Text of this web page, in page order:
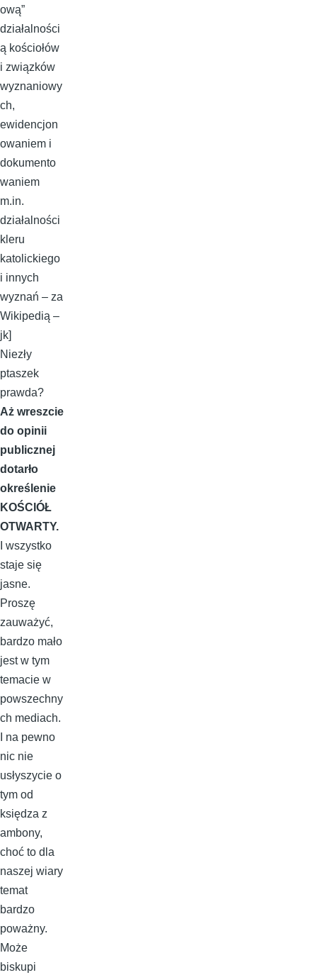
ową”
działalności
ą kościołów
i związków
wyznaniowy
ch,
ewidencjon
owaniem i
dokumento
waniem
m.in.
działalności
kleru
katolickiego
i innych
wyznań – za
Wikipedią –
jk]
Niezły
ptaszek
prawda?
Aż wreszcie
do opinii
publicznej
dotarło
określenie
KOŚCIÓŁ
OTWARTY.
I wszystko
staje się
jasne.
Proszę
zauważyć,
bardzo mało
jest w tym
temacie w
powszechny
ch mediach.
I na pewno
nic nie
usłyszycie o
tym od
księdza z
ambony,
choć to dla
naszej wiary
temat
bardzo
poważny.
Może
biskupi